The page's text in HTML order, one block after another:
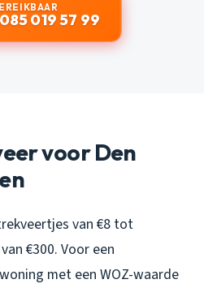
019 57 99
voor Den
van €8 tot
€300. Voor een
met een WOZ-waarde